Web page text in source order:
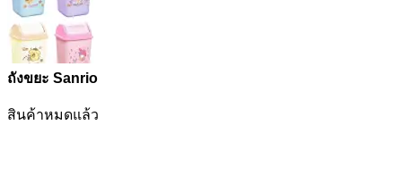
ถังขยะ Sanrio
สินค้าหมดแล้ว